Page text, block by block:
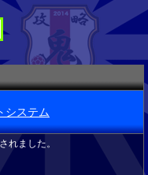
システム
れました。